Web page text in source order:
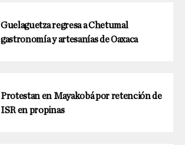
Guelaguetza regresa a Chetumal
gastronomía y artesanías de Oaxaca
Protestan en Mayakobá por retención de
ISR en propinas